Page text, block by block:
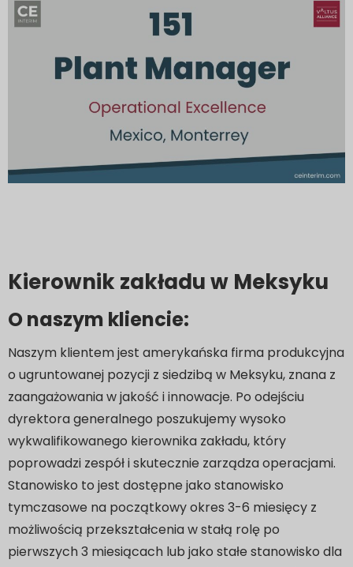
Kierownik zakładu w Meksyku
O naszym kliencie:
Naszym klientem jest amerykańska firma produkcyjna
o ugruntowanej pozycji z siedzibą w Meksyku, znana z
zaangażowania w jakość i innowacje. Po odejściu
dyrektora generalnego poszukujemy wysoko
wykwalifikowanego kierownika zakładu, który
poprowadzi zespół i skutecznie zarządza operacjami.
Stanowisko to jest dostępne jako stanowisko
tymczasowe na początkowy okres 3-6 miesięcy z
możliwością przekształcenia w stałą rolę po
pierwszych 3 miesiącach lub jako stałe stanowisko dla